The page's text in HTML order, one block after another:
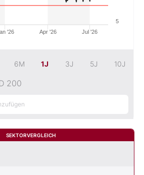
'26 Jul '26
Apr '26
5
6M 1J 3J 5J 10J
200
SEKTORVERGLEICH